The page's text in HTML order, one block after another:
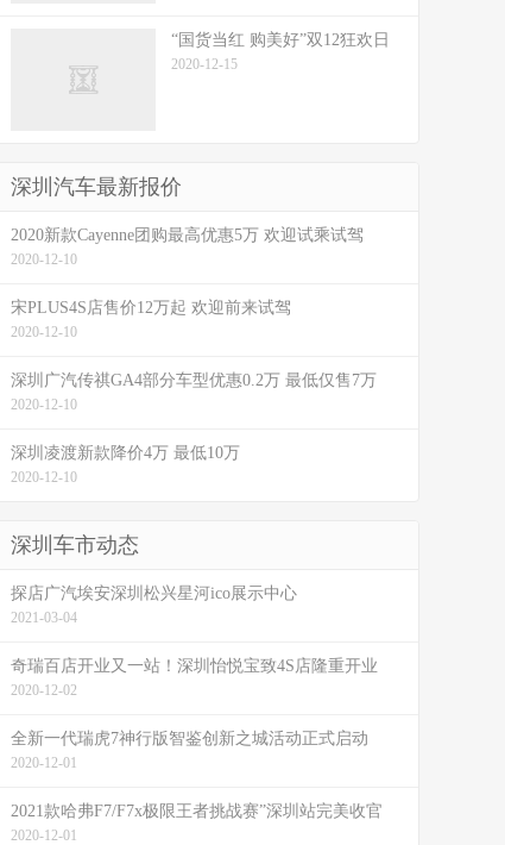
“国货当红 购美好”双12狂欢日
2020-12-15
深圳汽车最新报价
2020新款Cayenne团购最高优惠5万 欢迎试乘试驾
2020-12-10
宋PLUS4S店售价12万起 欢迎前来试驾
2020-12-10
深圳广汽传祺GA4部分车型优惠0.2万 最低仅售7万
2020-12-10
深圳凌渡新款降价4万 最低10万
2020-12-10
深圳车市动态
探店广汽埃安深圳松兴星河ico展示中心
2021-03-04
奇瑞百店开业又一站！深圳怡悦宝致4S店隆重开业
2020-12-02
全新一代瑞虎7神行版智鉴创新之城活动正式启动
2020-12-01
2021款哈弗F7/F7x极限王者挑战赛”深圳站完美收官
2020-12-01